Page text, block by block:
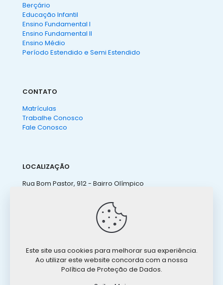
Berçário
Educação Infantil
Ensino Fundamental I
Ensino Fundamental II
Ensino Médio
Período Estendido e Semi Estendido
CONTATO
Matrículas
Trabalhe Conosco
Fale Conosco
LOCALIZAÇÃO
Rua Bom Pastor, 912 - Bairro Olímpico
ateneu@ateneu.com.br
Este site usa cookies para melhorar sua experiência.
Ao utilizar este website concorda com a nossa
Política de Proteção de Dados.